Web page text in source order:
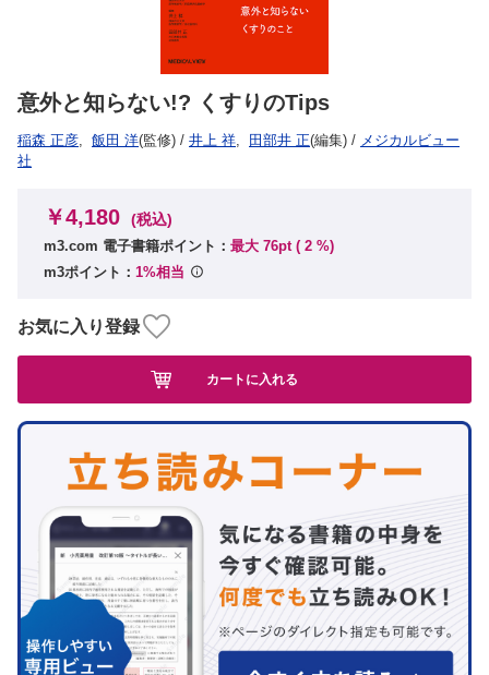
意外と知らない!? くすりのTips
稲森 正彦, 飯田 洋(監修) / 井上 祥, 田部井 正(編集) / メジカルビュー
社
￥4,180 (税込)
m3.com 電子書籍ポイント： 最大 76pt ( 2 %)
m3ポイント： 1%相当
お気に入り登録
カートに入れる